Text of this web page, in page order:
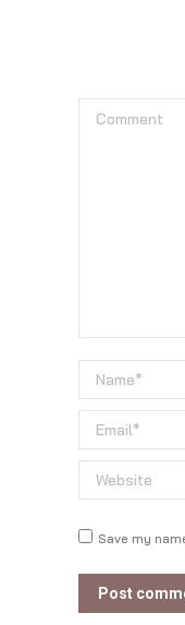
Comment
Name *
Email *
Website
Save my
Post